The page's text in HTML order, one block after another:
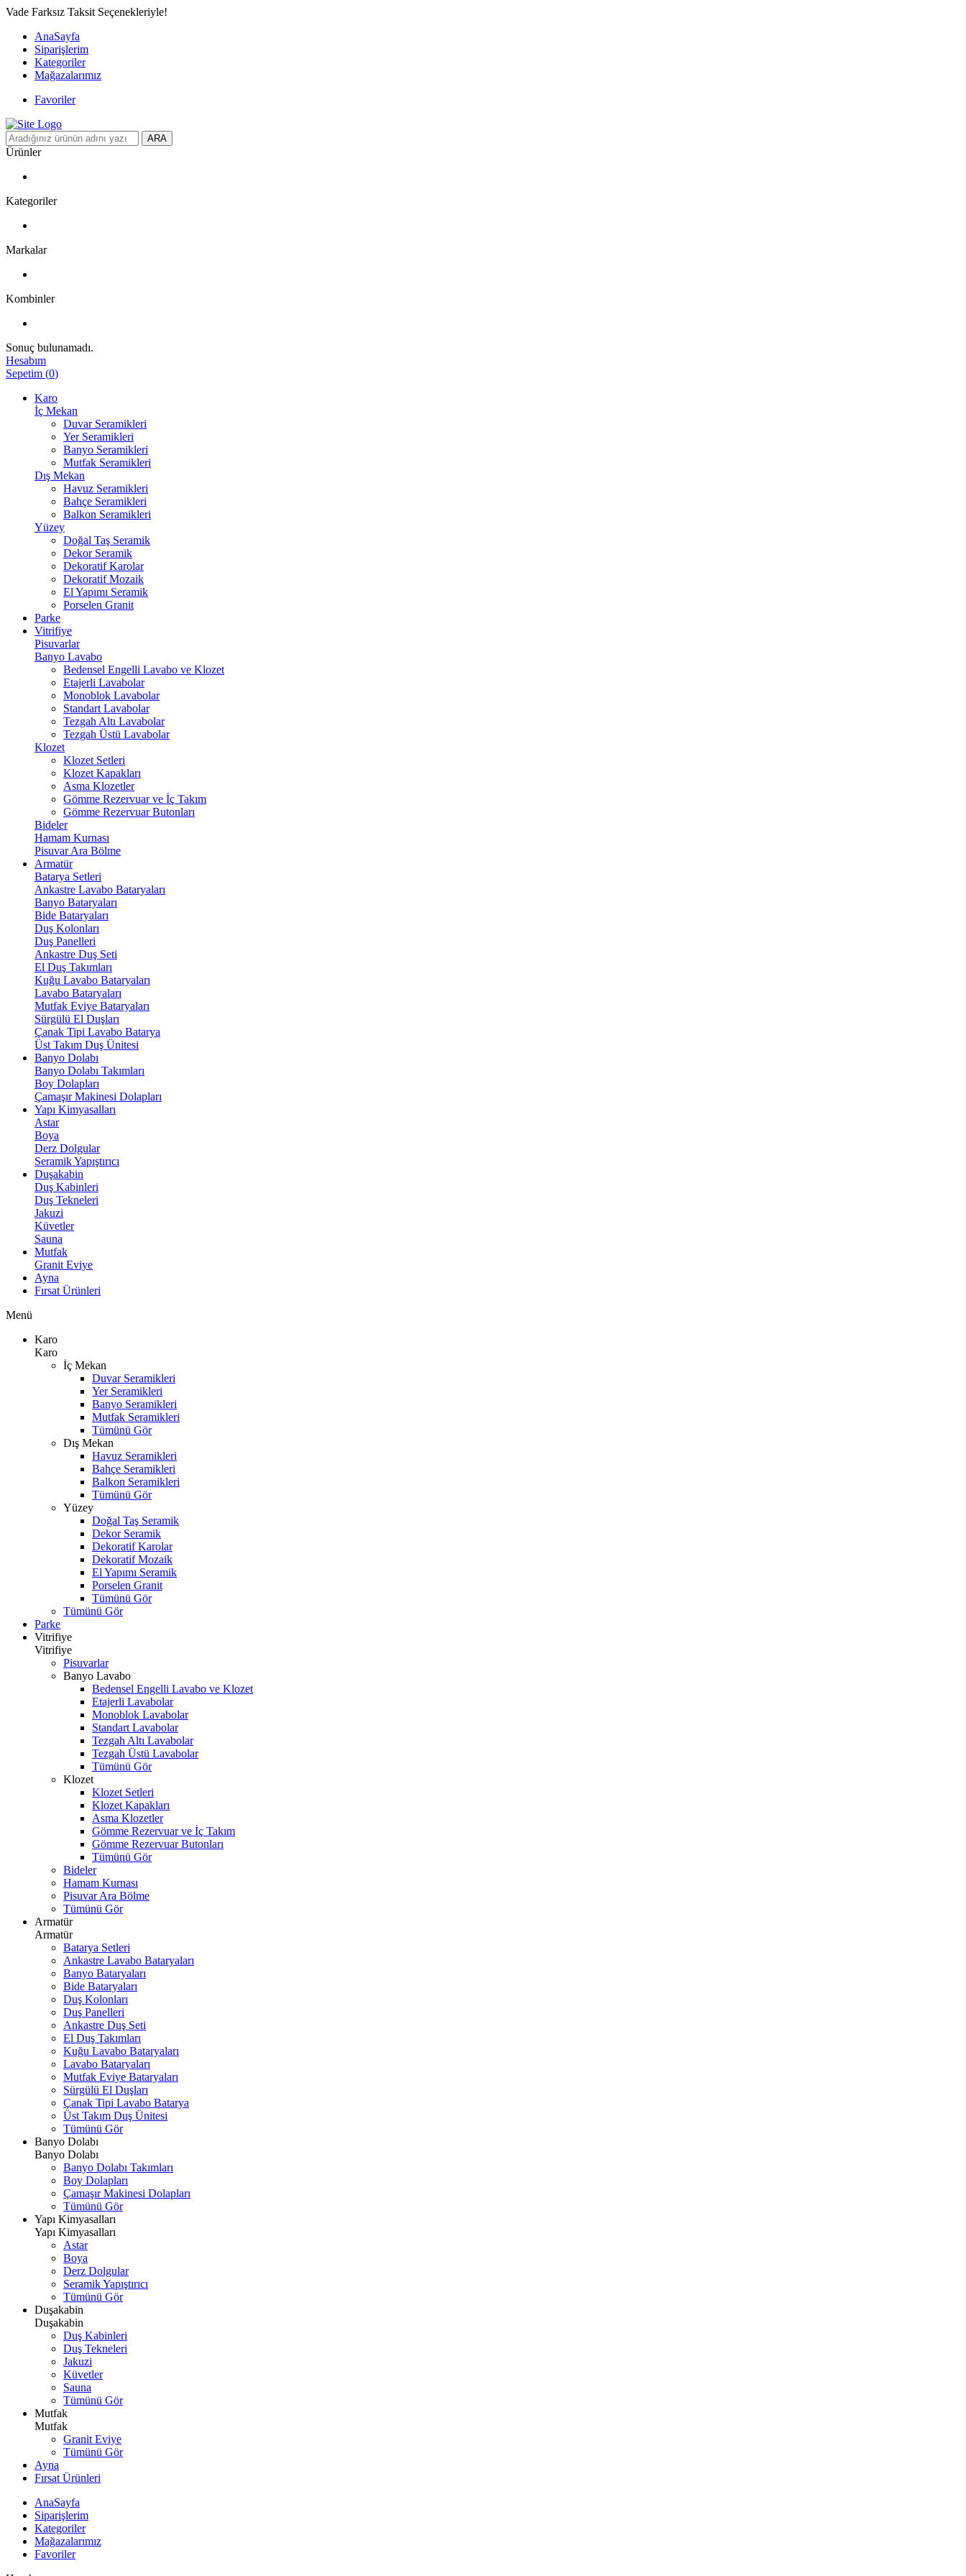
Vade Farksız Taksit Seçenekleriyle!
AnaSayfa
Siparişlerim
Kategoriler
Mağazalarımız
Favoriler
ARA
Ürünler
Kategoriler
Markalar
Kombinler
Sonuç bulunamadı.
Hesabım
Sepetim (0)
Karo
İç Mekan
Duvar Seramikleri
Yer Seramikleri
Banyo Seramikleri
Mutfak Seramikleri
Dış Mekan
Havuz Seramikleri
Bahçe Seramikleri
Balkon Seramikleri
Yüzey
Doğal Taş Seramik
Dekor Seramik
Dekoratif Karolar
Dekoratif Mozaik
El Yapımı Seramik
Porselen Granit
Parke
Vitrifiye
Pisuvarlar
Banyo Lavabo
Bedensel Engelli Lavabo ve Klozet
Etajerli Lavabolar
Monoblok Lavabolar
Standart Lavabolar
Tezgah Altı Lavabolar
Tezgah Üstü Lavabolar
Klozet
Klozet Setleri
Klozet Kapakları
Asma Klozetler
Gömme Rezervuar ve İç Takım
Gömme Rezervuar Butonları
Bideler
Hamam Kurnası
Pisuvar Ara Bölme
Armatür
Batarya Setleri
Ankastre Lavabo Bataryaları
Banyo Bataryaları
Bide Bataryaları
Duş Kolonları
Duş Panelleri
Ankastre Duş Seti
El Duş Takımları
Kuğu Lavabo Bataryaları
Lavabo Bataryaları
Mutfak Eviye Bataryaları
Sürgülü El Duşları
Çanak Tipi Lavabo Batarya
Üst Takım Duş Ünitesi
Banyo Dolabı
Banyo Dolabı Takımları
Boy Dolapları
Çamaşır Makinesi Dolapları
Yapı Kimyasalları
Astar
Boya
Derz Dolgular
Seramik Yapıştırıcı
Duşakabin
Duş Kabinleri
Duş Tekneleri
Jakuzi
Küvetler
Sauna
Mutfak
Granit Eviye
Ayna
Fırsat Ürünleri
Menü
Karo
Karo
İç Mekan
Duvar Seramikleri
Yer Seramikleri
Banyo Seramikleri
Mutfak Seramikleri
Tümünü Gör
Dış Mekan
Havuz Seramikleri
Bahçe Seramikleri
Balkon Seramikleri
Tümünü Gör
Yüzey
Doğal Taş Seramik
Dekor Seramik
Dekoratif Karolar
Dekoratif Mozaik
El Yapımı Seramik
Porselen Granit
Tümünü Gör
Tümünü Gör
Parke
Vitrifiye
Vitrifiye
Pisuvarlar
Banyo Lavabo
Bedensel Engelli Lavabo ve Klozet
Etajerli Lavabolar
Monoblok Lavabolar
Standart Lavabolar
Tezgah Altı Lavabolar
Tezgah Üstü Lavabolar
Tümünü Gör
Klozet
Klozet Setleri
Klozet Kapakları
Asma Klozetler
Gömme Rezervuar ve İç Takım
Gömme Rezervuar Butonları
Tümünü Gör
Bideler
Hamam Kurnası
Pisuvar Ara Bölme
Tümünü Gör
Armatür
Armatür
Batarya Setleri
Ankastre Lavabo Bataryaları
Banyo Bataryaları
Bide Bataryaları
Duş Kolonları
Duş Panelleri
Ankastre Duş Seti
El Duş Takımları
Kuğu Lavabo Bataryaları
Lavabo Bataryaları
Mutfak Eviye Bataryaları
Sürgülü El Duşları
Çanak Tipi Lavabo Batarya
Üst Takım Duş Ünitesi
Tümünü Gör
Banyo Dolabı
Banyo Dolabı
Banyo Dolabı Takımları
Boy Dolapları
Çamaşır Makinesi Dolapları
Tümünü Gör
Yapı Kimyasalları
Yapı Kimyasalları
Astar
Boya
Derz Dolgular
Seramik Yapıştırıcı
Tümünü Gör
Duşakabin
Duşakabin
Duş Kabinleri
Duş Tekneleri
Jakuzi
Küvetler
Sauna
Tümünü Gör
Mutfak
Mutfak
Granit Eviye
Tümünü Gör
Ayna
Fırsat Ürünleri
AnaSayfa
Siparişlerim
Kategoriler
Mağazalarımız
Favoriler